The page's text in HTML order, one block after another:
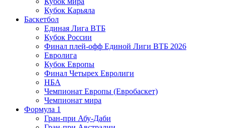
Кубок Карьяла
Баскетбол
Единая Лига ВТБ
Кубок России
Финал плей-офф Единой Лиги ВТБ 2026
Евролига
Кубок Европы
Финал Четырех Евролиги
НБА
Чемпионат Европы (Евробаскет)
Чемпионат мира
Формула 1
Гран-при Абу-Даби